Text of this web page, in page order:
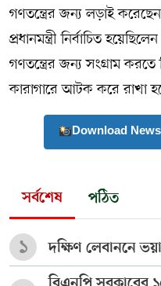
গণতন্ত্রের জন্য লড়াই
প্রধানমন্ত্রী নির্বাচিত
গণতন্ত্রের জন্য সংগ্রাম করতে
কারাগারে আটক করে রাখা
Download
সর্বশেষ পঠিত
১ দক্ষিণ লেবাননে